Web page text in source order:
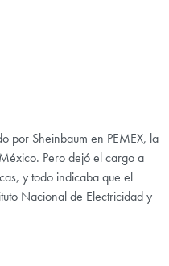
por Sheinbaum en PEMEX, la
Pero dejó el cargo a
y todo indicaba que el
Nacional de Electricidad y